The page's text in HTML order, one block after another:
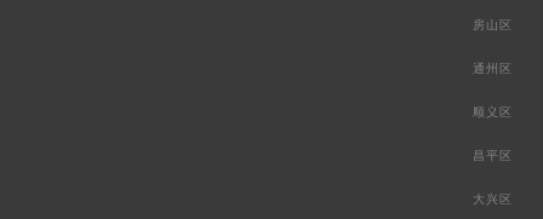
房山区
通州区
顺义区
昌平区
大兴区